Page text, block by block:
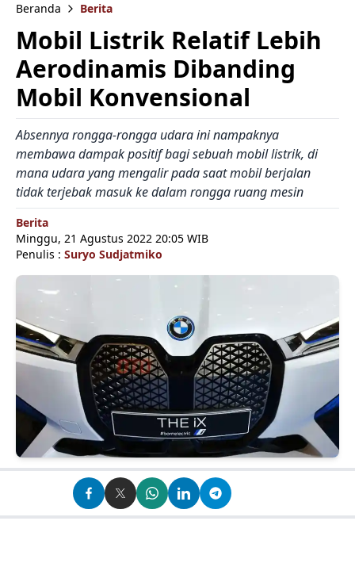
Beranda Berita
Mobil Listrik Relatif Lebih
Aerodinamis Dibanding
Mobil Konvensional
Absennya rongga-rongga udara ini nampaknya
membawa dampak positif bagi sebuah mobil listrik, di
mana udara yang mengalir pada saat mobil berjalan
tidak terjebak masuk ke dalam rongga ruang mesin
Berita
Minggu, 21 Agustus 2022 20:05 WIB
Penulis : Suryo Sudjatmiko